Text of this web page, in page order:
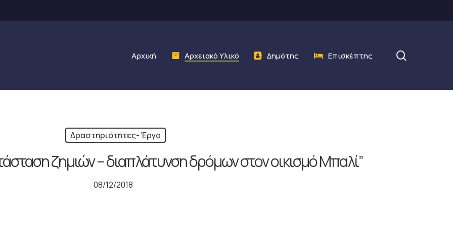
Αρχική Αρχειακό Υλικό Δημότης Επισκέπτης
Δραστηριότητες- Έργα
ζημιών – διαπλάτυνση δρόμων στον οικισμό Μπαλί”
08/12/2018